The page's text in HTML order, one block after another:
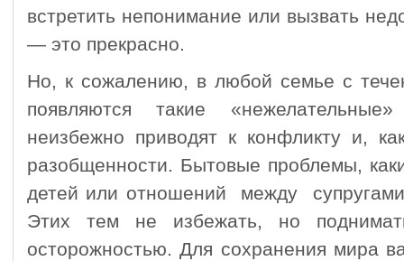
встретить непонимание или вызвать
— это прекрасно.
Но, к сожалению, в любой семье с
появляются такие
неизбежно приводят к конфликту и,
разобщенности. Бытовые проблемы,
детей или отношений между
Этих тем не избежать, но
осторожностью. Для сохранения мира